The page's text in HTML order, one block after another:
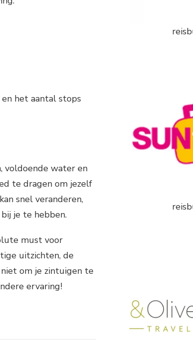
het aantal stops
voldoende water en
te dragen om jezelf
snel veranderen,
je te hebben.
must voor
uitzichten, de
om je zintuigen te
ervaring!